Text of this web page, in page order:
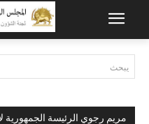
يبحث
مريم رجوي الرئيسة الجمهورية